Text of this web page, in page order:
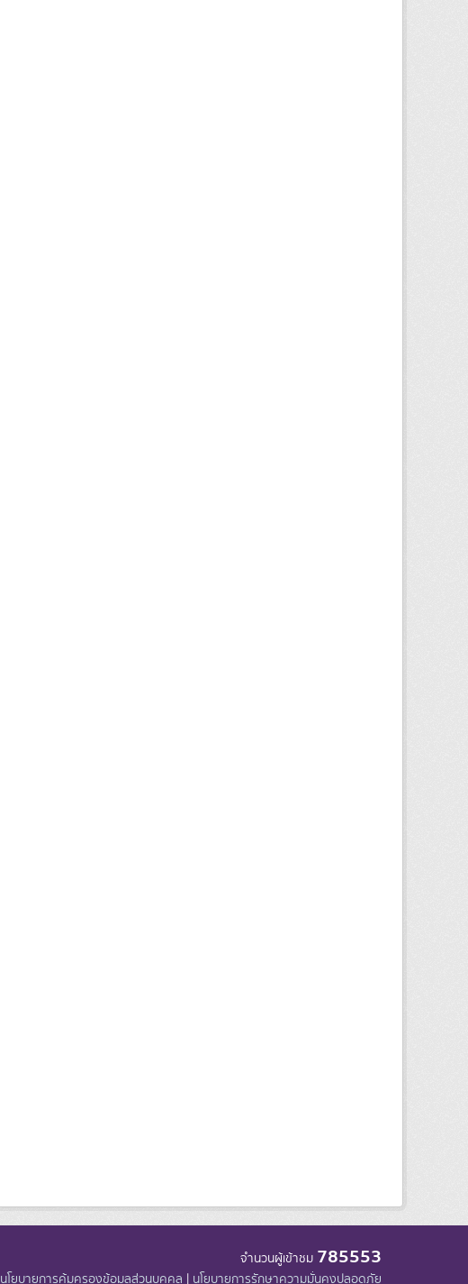
จำนวนผู้เข้าชม 785553
นโยบายการคุ้มครองข้อมูลส่วนบุคคล | นโยบายการรักษาความมั่นคงปลอดภัย